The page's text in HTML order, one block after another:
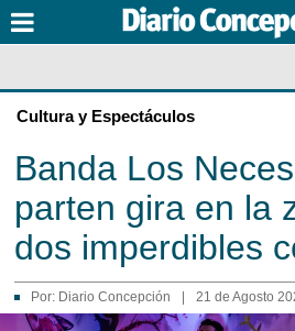
Cultura y Espectáculos
Banda Los
parten gira en la
dos imperdibles
Por: Diario Concepción 21 de Agosto